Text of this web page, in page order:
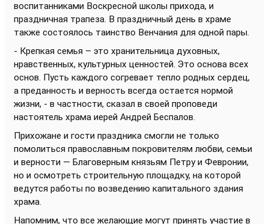
воспитанниками Воскресной школы прихода, и
праздничная трапеза. В праздничный день в храме
также состоялось таинство Венчания для одной пары.
- Крепкая семья – это хранительница духовных,
нравственных, культурных ценностей. Это основа всех
основ. Пусть каждого согревает тепло родных сердец,
а преданность и верность всегда остается нормой
жизни, - в частности, сказал в своей проповеди
настоятель храма иерей Андрей Беспалов.
Прихожане и гости праздника смогли не только
помолиться православным покровителям любви, семьи
и верности — Благоверным князьям Петру и Февронии,
но и осмотреть строительную площадку, на которой
ведутся работы по возведению капитального здания
храма.
Напомним, что все желающие могут принять участие в